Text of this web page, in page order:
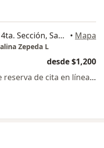
Sierra Guará #224, Lomas 4ta. Sección, San Luis Potosi • Mapa
Zepeda L
desde $1,200
Este especialista no ofrece reserva de cita en línea en esta dirección.